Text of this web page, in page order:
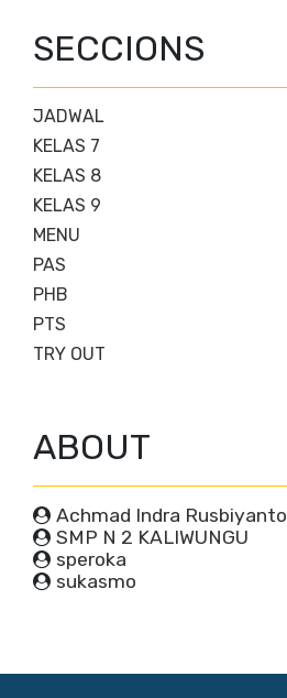
SECCIONS
JADWAL
KELAS 7
KELAS 8
KELAS 9
MENU
PAS
PHB
PTS
TRY OUT
ABOUT
Achmad Indra Rusbiyanto
SMP N 2 KALIWUNGU
speroka
sukasmo